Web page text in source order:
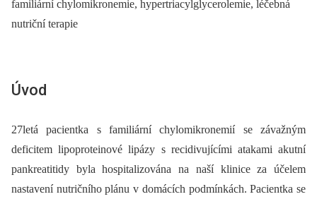
familiární chylomikronemie, hypertriacylglycerolemie, léčebná
nutriční terapie
Úvod
27letá pacientka s familiární chylomikronemií se závažným
deficitem lipoproteinové lipázy s recidivujícími atakami akutní
pankreatitidy byla hospitalizována na naší klinice za účelem
nastavení nutričního plánu v domácích podmínkách. Pacientka se